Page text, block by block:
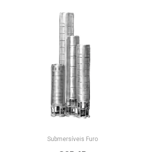
Submersíveis Furo